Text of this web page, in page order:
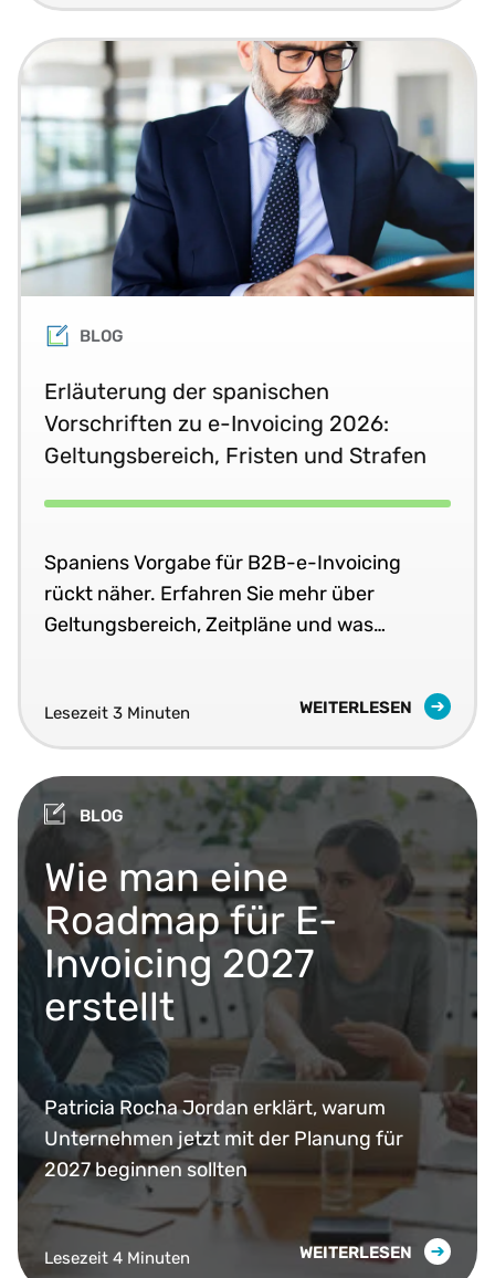
BLOG
Erläuterung der spanischen
Vorschriften zu e-Invoicing 2026:
Geltungsbereich, Fristen und Strafen
Spaniens Vorgabe für B2B-e-Invoicing
rückt näher. Erfahren Sie mehr über
Geltungsbereich, Zeitpläne und was
Lesezeit 3 Minuten WEITERLESEN
BLOG
Wie man eine
Roadmap für E-
Invoicing 2027
erstellt
Patricia Rocha Jordan erklärt, warum
Unternehmen jetzt mit der Planung für
2027 beginnen sollten
Lesezeit 4 Minuten WEITERLESEN